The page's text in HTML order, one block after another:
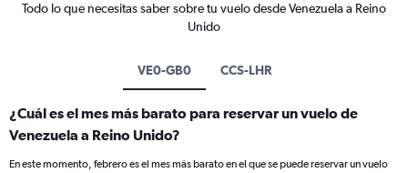
Todo lo que necesitas saber sobre tu vuelo desde Venezuela a Reino
Unido
VE0-GB0 CCS-LHR
¿Cuál es el mes más barato para reservar un vuelo de
Venezuela a Reino Unido?
En este momento, febrero es el mes más barato en el que se puede reservar un vuelo